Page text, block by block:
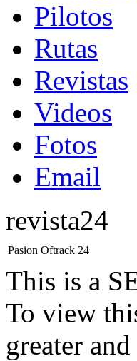
Pilotos
Rutas
Revistas
Videos
Fotos
Email
revista24
Pasion Oftrack 24
This is a
To view
greater